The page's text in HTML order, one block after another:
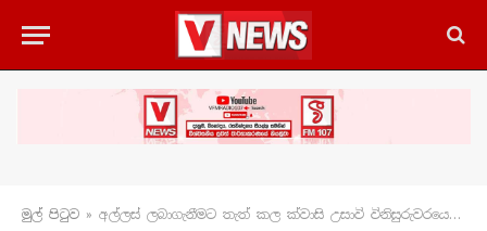
මුල් පිටු​ව » අල්ලස් ලබාගැනීමට තැත් කල ක්වාසි උසාවි විනිසුරුවරයෙක් අත්අඩංගුවට